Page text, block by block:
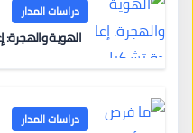
دراسات المدار
الهوية والهجرة:
دراسات المدار